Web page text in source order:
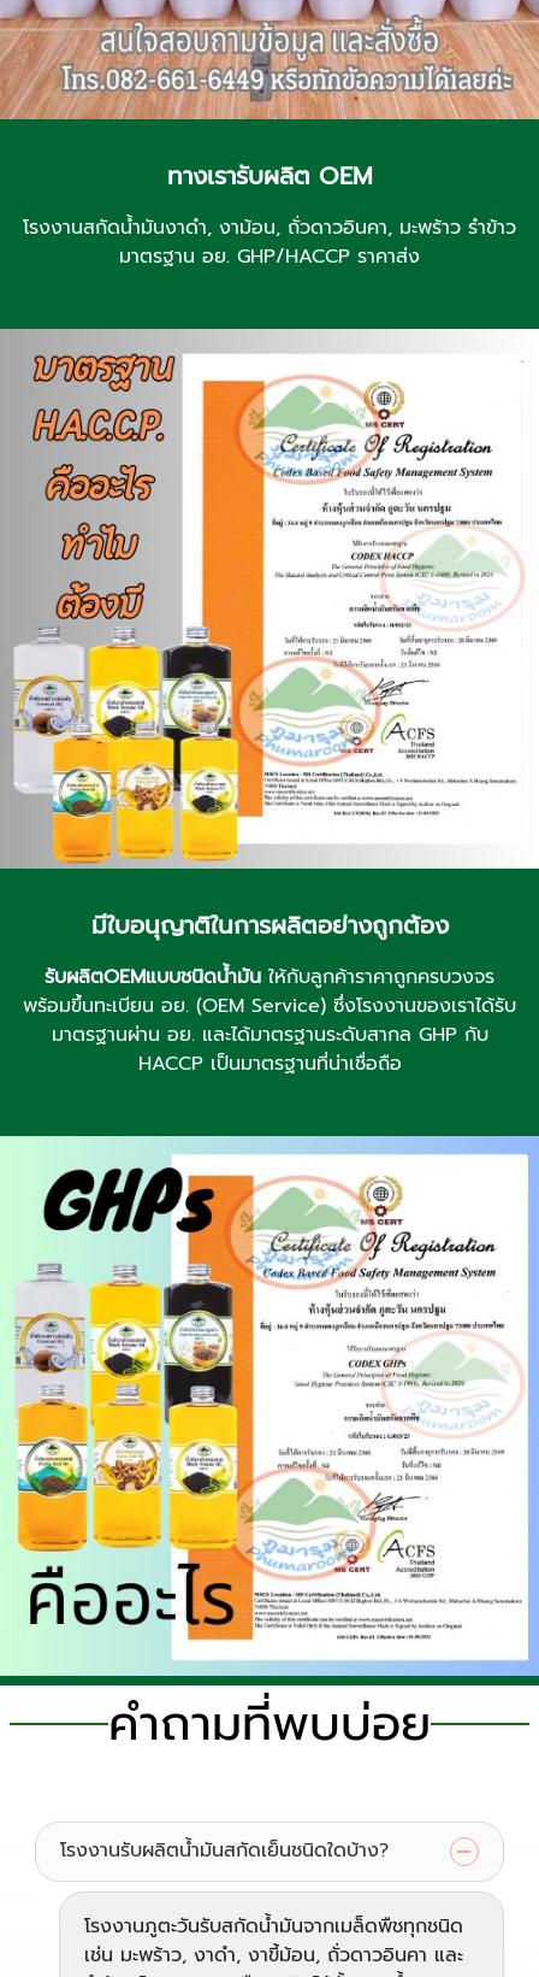
ทางเรารับผลิต OEM
โรงงานสกัดน้ำมันงาดำ, งาม้อน, ถั่วดาวอินคา, มะพร้าว รำข้าว
มาตรฐาน อย. GHP/HACCP ราคาส่ง
มีใบอนุญาติในการผลิตอย่างถูกต้อง
รับผลิตOEMแบบชนิดน้ำมัน ให้กับลูกค้าราคาถูกครบวงจร
พร้อมขึ้นทะเบียน อย. (OEM Service) ซึ่งโรงงานของเราได้รับ
มาตรฐานผ่าน อย. และได้มาตรฐานระดับสากล GHP กับ
HACCP เป็นมาตรฐานที่น่าเชื่อถือ
คำถามที่พบบ่อย
โรงงานรับผลิตน้ำมันสกัดเย็นชนิดใดบ้าง?
โรงงานภูตะวันรับสกัดน้ำมันจากเมล็ดพืชทุกชนิด
เช่น มะพร้าว, งาดำ, งาขี้ม้อน, ถั่วดาวอินคา และ